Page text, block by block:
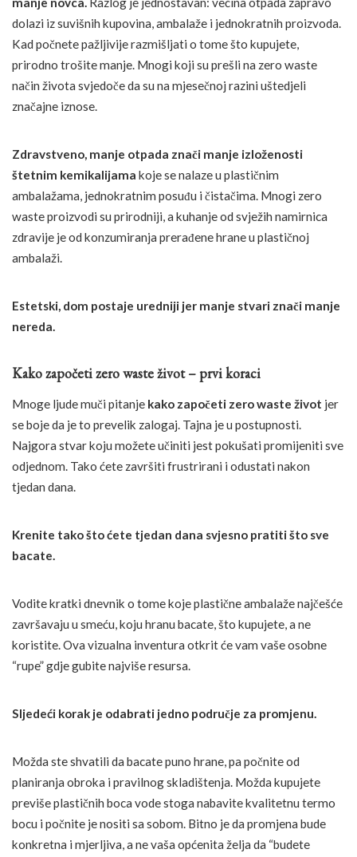
dolazi iz suvišnih kupovina, ambalaže i jednokratnih proizvoda.
Kad počnete pažljivije razmišljati o tome što kupujete,
prirodno trošite manje. Mnogi koji su prešli na zero waste
način života svjedoče da su na mjesečnoj razini uštedjeli
značajne iznose.
Zdravstveno, manje otpada znači manje izloženosti
štetnim kemikalijama koje se nalaze u plastičnim
ambalažama, jednokratnim posuđu i čistačima. Mnogi zero
waste proizvodi su prirodniji, a kuhanje od svježih namirnica
zdravije je od konzumiranja prerađene hrane u plastičnoj
ambalaži.
Estetski, dom postaje uredniji jer manje stvari znači manje
nereda.
Kako započeti zero waste život – prvi koraci
Mnoge ljude muči pitanje kako započeti zero waste život jer
se boje da je to prevelik zalogaj. Tajna je u postupnosti.
Najgora stvar koju možete učiniti jest pokušati promijeniti sve
odjednom. Tako ćete završiti frustrirani i odustati nakon
tjedan dana.
Krenite tako što ćete tjedan dana svjesno pratiti što sve
bacate.
Vodite kratki dnevnik o tome koje plastične ambalaže najčešće
završavaju u smeću, koju hranu bacate, što kupujete, a ne
koristite. Ova vizualna inventura otkrit će vam vaše osobne
“rupe” gdje gubite najviše resursa.
Sljedeći korak je odabrati jedno područje za promjenu.
Možda ste shvatili da bacate puno hrane, pa počnite od
planiranja obroka i pravilnog skladištenja. Možda kupujete
previše plastičnih boca vode stoga nabavite kvalitetnu termo
bocu i počnite je nositi sa sobom. Bitno je da promjena bude
konkretna i mjerljiva, a ne vaša općenita želja da “budete